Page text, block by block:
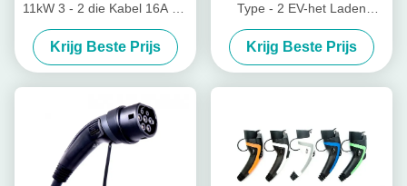
11kW 3 - 2 die Kabel 16A EV
Standaardschakelaar laden
Krijg Beste Prijs
Type - 2 EV-het Laden
Kabels32a IP67
Beveiligingsniveau
Krijg Beste Prijs